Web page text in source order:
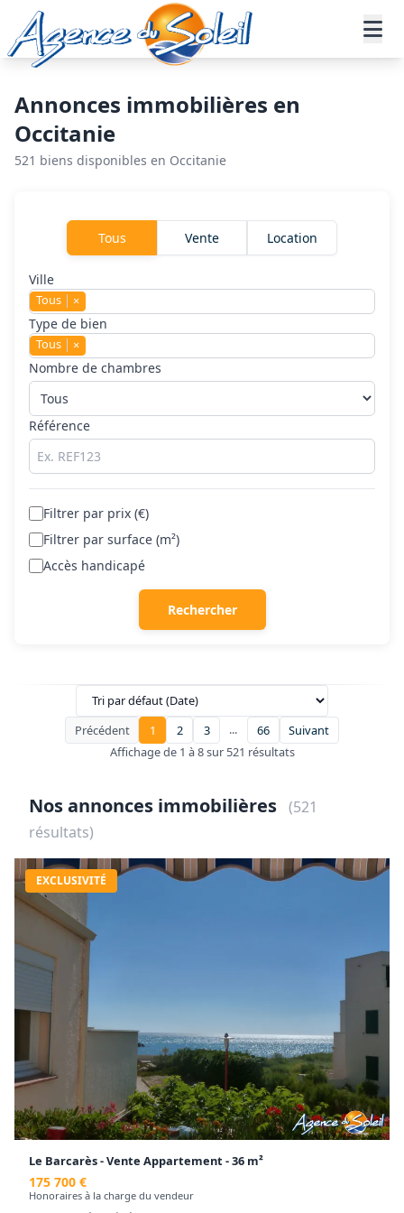
Aller au contenu principal
Accueil Annonces immobilières
Annonces immobilières en
Occitanie
521 biens disponibles en Occitanie
Tous Vente Location
Ville
Tous ×
Type de bien
Tous ×
Nombre de chambres
Référence
Filtrer par prix (€)
Filtrer par surface (m²)
Accès handicapé
Rechercher
Précédent 1 2 3 ... 66
Suivant
Affichage de 1 à 8 sur 521 résultats
Nos annonces immobilières (521
résultats)
EXCLUSIVITÉ
Le Barcarès - Vente Appartement - 36 m²
175 700 €
Honoraires à la charge du vendeur